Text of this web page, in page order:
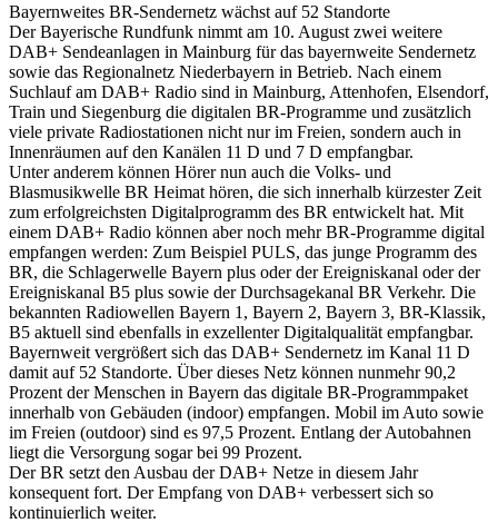
Bayernweites BR-Sendernetz wächst auf 52 Standorte
Der Bayerische Rundfunk nimmt am 10. August zwei weitere
DAB+ Sendeanlagen in Mainburg für das bayernweite Sendernetz
sowie das Regionalnetz Niederbayern in Betrieb. Nach einem
Suchlauf am DAB+ Radio sind in Mainburg, Attenhofen, Elsendorf,
Train und Siegenburg die digitalen BR-Programme und zusätzlich
viele private Radiostationen nicht nur im Freien, sondern auch in
Innenräumen auf den Kanälen 11 D und 7 D empfangbar.
Unter anderem können Hörer nun auch die Volks- und
Blasmusikwelle BR Heimat hören, die sich innerhalb kürzester Zeit
zum erfolgreichsten Digitalprogramm des BR entwickelt hat. Mit
einem DAB+ Radio können aber noch mehr BR-Programme digital
empfangen werden: Zum Beispiel PULS, das junge Programm des
BR, die Schlagerwelle Bayern plus oder der Ereigniskanal oder der
Ereigniskanal B5 plus sowie der Durchsagekanal BR Verkehr. Die
bekannten Radiowellen Bayern 1, Bayern 2, Bayern 3, BR-Klassik,
B5 aktuell sind ebenfalls in exzellenter Digitalqualität empfangbar.
Bayernweit vergrößert sich das DAB+ Sendernetz im Kanal 11 D
damit auf 52 Standorte. Über dieses Netz können nunmehr 90,2
Prozent der Menschen in Bayern das digitale BR-Programmpaket
innerhalb von Gebäuden (indoor) empfangen. Mobil im Auto sowie
im Freien (outdoor) sind es 97,5 Prozent. Entlang der Autobahnen
liegt die Versorgung sogar bei 99 Prozent.
Der BR setzt den Ausbau der DAB+ Netze in diesem Jahr
konsequent fort. Der Empfang von DAB+ verbessert sich so
kontinuierlich weiter.